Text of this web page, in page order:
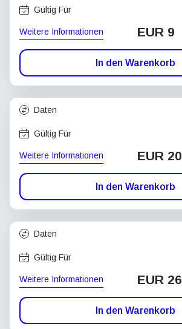
Gültig Für
Weitere Informationen EUR 9
In den Warenkorb
Daten
Gültig Für
Weitere Informationen EUR 20
In den Warenkorb
Daten
Gültig Für
Weitere Informationen EUR 26
In den Warenkorb